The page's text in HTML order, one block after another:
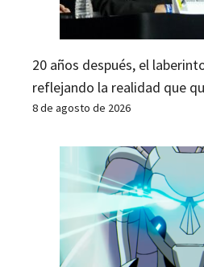
20 años después, el
reflejando la realidad que
8 de agosto de 2026